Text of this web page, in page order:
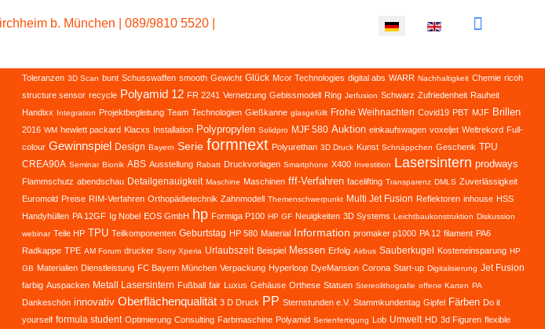
b. München | 089/9810 5520 |
Sprache auswählen
Toleranzen 3D Scan bunt Schusswaffen smooth Gewicht Glück Mcor Technologies digital abs WARR Nachhaltigkeit Chemie ricoh
structure sensor recycle Polyamid 12 FR 2241 Vernetzung Gebissmodell Ring Jetfusion Schwarz Zufriedenheit Rauheit
Handixx Integration Projektbegleitung Team Technologien Gießkanne glasgefüllt Frohe Weihnachten Covid19 PBT MJF Brillen
2016 WM hewlett packard Klacxs Installation Polypropylen Solidpro MJF 580 Auktion einkaufswagen voxeljet Weltrekord Full-
colour Gewinnspiel Design Bayern Serie formnext Polyurethan 3D Druck Kunst Schnäppchen Geschenk TPU
CREA90A Seminar Bionik ABS Ausstellung Rabatt Druckvorlagen Smartphone X400 Investition Lasersintern prodways
Flammschutz abendschau Detailgenauigkeit Maschine Maschinen fff-Verfahren facelifting Transparenz DMLS Zuverlässigkeit
Euromold Preise RIM-Verfahren Orthopädietechnik Zahnmodell Themenschwerpunkt Multi Jet Fusion Reflektoren inhouse HSS
Handyhüllen PA 12GF Ig Nobel EOS GmbH hp Formiga P100 HP GF Neuigkeiten 3D Systems Leichtbaukonstruktion Diskussion
webinar Teile HP TPU Teilkomponenten Geburtstag HP 580 Material Information promaker p1000 PA 12 filament PA6
Radkappe TPE AM Forum drucker Sony Xperia Urlaubszeit Beispiel Messen Erfolg Airbus Sauberkugel Kosteneinsparung HP
GB Materialien Dienstleistung FC Bayern München Verpackung Hyperloop DyeMansion Corona Start-up Digitalisierung Jet Fusion
farbig Auspacken Metall Lasersintern Fußball fair Luxus Gehäuse Orthese Statuen Stereolithografie offene Karten PA
Dankeschön innovativ Oberflächenqualität 3 D Druck PP Sternstunden e.V. Stammkundentag Gipfel Färben Do it
yourself formula student Optimierung Consulting Farbmaschine Polyamid Serienfertigung Lob Umwelt HD 3d Figuren flexible